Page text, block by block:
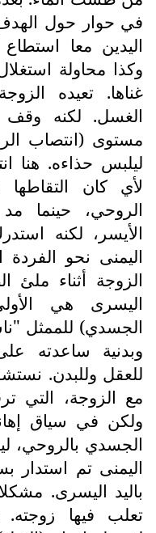
في حوار حول الهدف
اليدين معا
وكذا محاولة
غناها. تعيده
الغسل. لكنه
مستوى (انتصاب
ليلبس حذاءه. هنا
لأي كان
الروحي، حينما
الأيسر، لكنه
اليمنى نحو
الزوجة أثناء
اليسرى هي
الجسدي) للممثل
وبدنية ساعدته على
للعقل وللبدن.
مع الزوجة، التي
ولكن في سياق
الجسدي بالروحي،
اليمنى تم استدار
باليد اليسرى.
تعلب فيها